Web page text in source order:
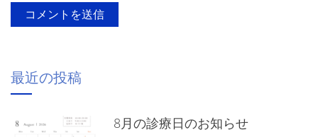
最近の投稿
8月の診療日のお知らせ